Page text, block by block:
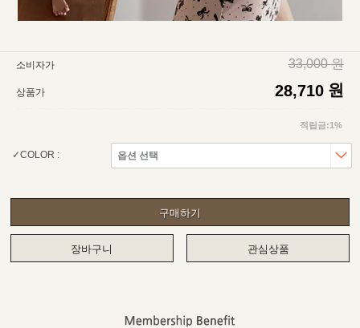
소비자가 33,000 원
상품가 28,710 원
적립금:1%
COLOR :
구매하기
장바구니 관심상품